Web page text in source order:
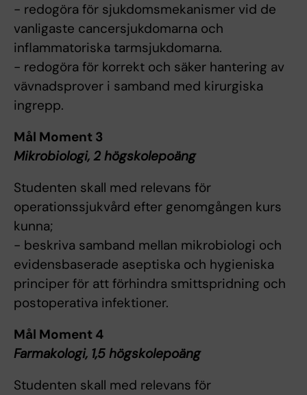
- redogöra för sjukdomsmekanismer vid de
vanligaste cancersjukdomarna och
inflammatoriska tarmsjukdomarna.
- redogöra för korrekt och säker hantering av
vävnadsprover i samband med kirurgiska
ingrepp.
Mål Moment 3
Mikrobiologi, 2 högskolepoäng
Studenten skall med relevans för
operationssjukvård efter genomgången kurs
kunna;
- beskriva samband mellan mikrobiologi och
evidensbaserade aseptiska och hygieniska
principer för att förhindra smittspridning och
postoperativa infektioner.
Mål Moment 4
Farmakologi, 1,5 högskolepoäng
Studenten skall med relevans för